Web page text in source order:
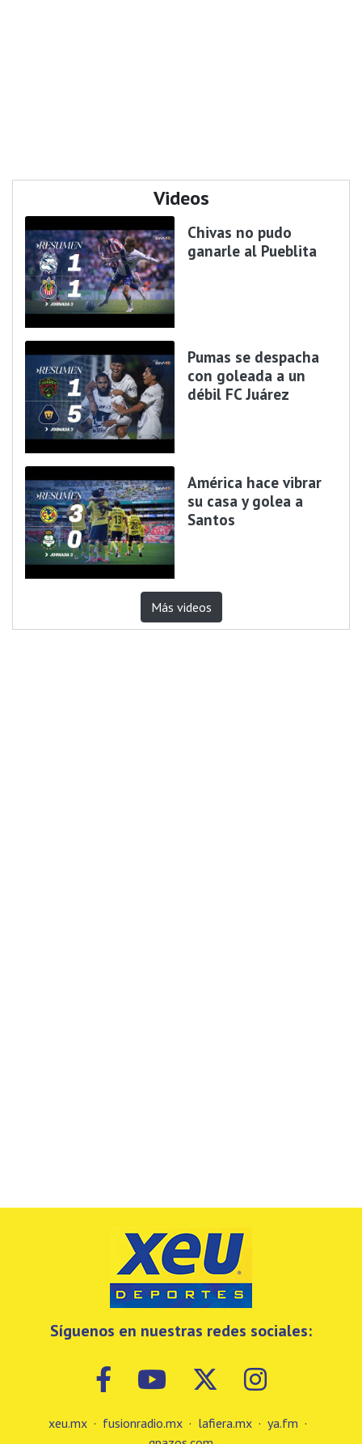
Videos
Chivas no pudo
ganarle al Pueblita
Pumas se despacha
con goleada a un
débil FC Juárez
América hace vibrar
su casa y golea a
Santos
Más videos
Síguenos en nuestras redes sociales:
xeu.mx · fusionradio.mx · lafiera.mx · ya.fm ·